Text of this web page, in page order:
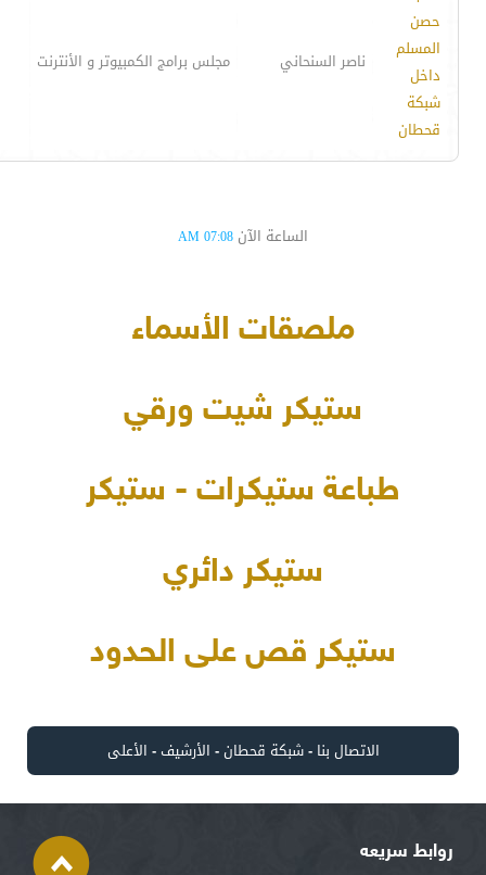
حصن
المسلم
داخل
شبكة
قحطان
ناصر السنحاني مجلس برامج الكمبيوتر و الأنترنت
الساعة الآن 07:08 AM
ملصقات الأسماء
ستيكر شيت ورقي
طباعة ستيكرات - ستيكر
ستيكر دائري
ستيكر قص على الحدود
الاتصال بنا -شبكة قحطان- الأرشيف- الأعلى
روابط سريعه